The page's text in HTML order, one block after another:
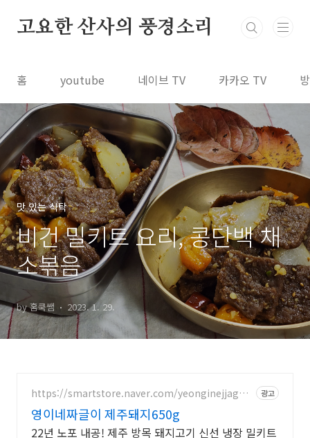
고요한 산사의 풍경소리
홈 youtube 네이브 TV 카카오 TV
맛 있는 식탁
비건 밀키트 요리, 콩단백 채
소볶음
by 홈쿡쌤 2023. 1. 29.
https://smartstore.naver.com/yeonginejjageul
광고
영이네짜글이 제주돼지650g
22년 노포 내공! 제주 방목 돼지고기 신선 냉장 밀키트